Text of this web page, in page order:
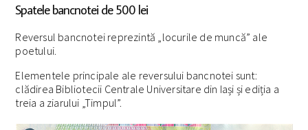
Spatele bancnotei de 500 lei
Reversul bancnotei reprezintă „locurile de muncă” ale
poetului.
Elementele principale ale reversului bancnotei sunt:
clădirea Bibliotecii Centrale Universitare din Iași și ediția a
treia a ziarului „Timpul”.